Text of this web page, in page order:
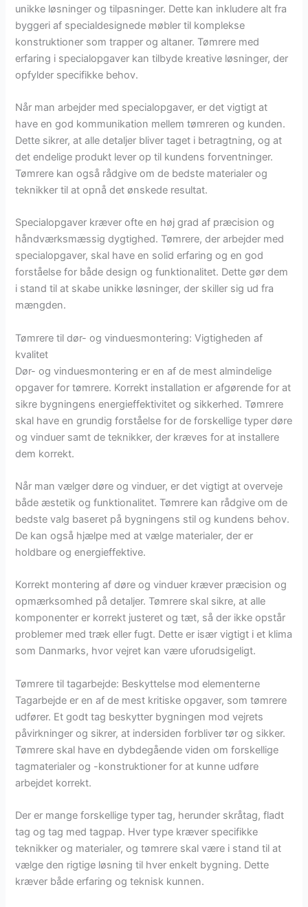
unikke løsninger og tilpasninger. Dette kan inkludere alt fra
byggeri af specialdesignede møbler til komplekse
konstruktioner som trapper og altaner. Tømrere med
erfaring i specialopgaver kan tilbyde kreative løsninger, der
opfylder specifikke behov.
Når man arbejder med specialopgaver, er det vigtigt at
have en god kommunikation mellem tømreren og kunden.
Dette sikrer, at alle detaljer bliver taget i betragtning, og at
det endelige produkt lever op til kundens forventninger.
Tømrere kan også rådgive om de bedste materialer og
teknikker til at opnå det ønskede resultat.
Specialopgaver kræver ofte en høj grad af præcision og
håndværksmæssig dygtighed. Tømrere, der arbejder med
specialopgaver, skal have en solid erfaring og en god
forståelse for både design og funktionalitet. Dette gør dem
i stand til at skabe unikke løsninger, der skiller sig ud fra
mængden.
Tømrere til dør- og vinduesmontering: Vigtigheden af
kvalitet
Dør- og vinduesmontering er en af de mest almindelige
opgaver for tømrere. Korrekt installation er afgørende for at
sikre bygningens energieffektivitet og sikkerhed. Tømrere
skal have en grundig forståelse for de forskellige typer døre
og vinduer samt de teknikker, der kræves for at installere
dem korrekt.
Når man vælger døre og vinduer, er det vigtigt at overveje
både æstetik og funktionalitet. Tømrere kan rådgive om de
bedste valg baseret på bygningens stil og kundens behov.
De kan også hjælpe med at vælge materialer, der er
holdbare og energieffektive.
Korrekt montering af døre og vinduer kræver præcision og
opmærksomhed på detaljer. Tømrere skal sikre, at alle
komponenter er korrekt justeret og tæt, så der ikke opstår
problemer med træk eller fugt. Dette er især vigtigt i et klima
som Danmarks, hvor vejret kan være uforudsigeligt.
Tømrere til tagarbejde: Beskyttelse mod elementerne
Tagarbejde er en af de mest kritiske opgaver, som tømrere
udfører. Et godt tag beskytter bygningen mod vejrets
påvirkninger og sikrer, at indersiden forbliver tør og sikker.
Tømrere skal have en dybdegående viden om forskellige
tagmaterialer og -konstruktioner for at kunne udføre
arbejdet korrekt.
Der er mange forskellige typer tag, herunder skråtag, fladt
tag og tag med tagpap. Hver type kræver specifikke
teknikker og materialer, og tømrere skal være i stand til at
vælge den rigtige løsning til hver enkelt bygning. Dette
kræver både erfaring og teknisk kunnen.